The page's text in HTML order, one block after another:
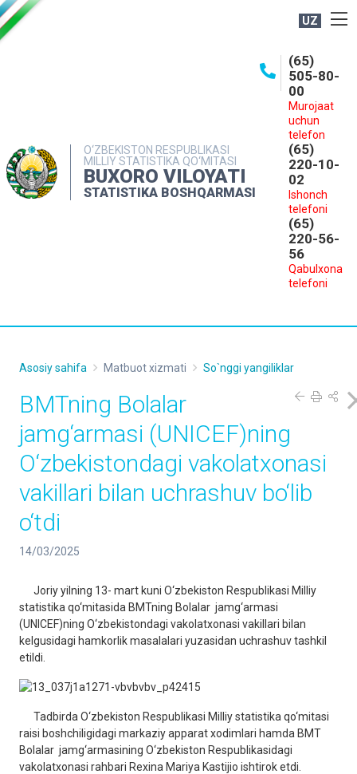
UZ
O‘ZBEKISTON RESPUBLIKASI
MILLIY STATISTIKA QO‘MITASI
BUXORO VILOYATI
STATISTIKA BOSHQARMASI
(65)
505-80-
00
Murojaat
uchun
telefon
(65)
220-10-
02
Ishonch
telefoni
(65)
220-56-
56
Qabulxona
telefoni
MATBUOT XIZMATI
MUROJAATLAR
Asosiy sahifa Matbuot xizmati So`nggi yangiliklar
BMTning Bolalar
jamg‘armasi (UNICEF)ning
O‘zbekistondagi vakolatxonasi
vakillari bilan uchrashuv bo‘lib
o‘tdi
14/03/2025
Joriy yilning 13- mart kuni O‘zbekiston Respublikasi Milliy
statistika qo‘mitasida BMTning Bolalar jamg‘armasi
(UNICEF)ning O‘zbekistondagi vakolatxonasi vakillari bilan
kelgusidagi hamkorlik masalalari yuzasidan uchrashuv tashkil
etildi.
Tadbirda O‘zbekiston Respublikasi Milliy statistika qo‘mitasi
raisi boshchiligidagi markaziy apparat xodimlari hamda BMT
Bolalar jamg‘armasining O‘zbekiston Respublikasidagi
vakolatxonasi rahbari Rexina Mariya Kastijio ishtirok etdi.